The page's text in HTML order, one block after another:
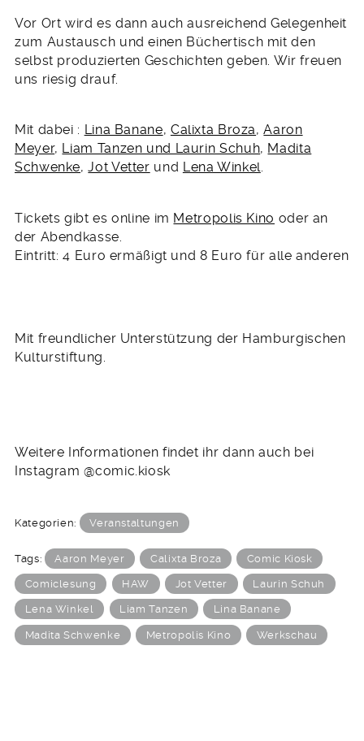
Vor Ort wird es dann auch ausreichend Gelegenheit
zum Austausch und einen Büchertisch mit den
selbst produzierten Geschichten geben. Wir freuen
uns riesig drauf.
Mit dabei : Lina Banane, Calixta Broza,Aaron
Meyer, Liam Tanzen und Laurin Schuh, Madita
Schwenke,Jot Vetter und Lena Winkel.
Tickets gibt es online im Metropolis Kino oder an
der Abendkasse.
Eintritt: 4 Euro ermäßigt und 8 Euro für alle anderen
Mit freundlicher Unterstützung der Hamburgischen
Kulturstiftung.
Weitere Informationen findet ihr dann auch bei
Instagram @comic.kiosk
Kategorien: Veranstaltungen
Tags: Aaron Meyer Calixta Broza Comic Kiosk
Comiclesung HAW Jot Vetter Laurin Schuh
Lena Winkel Liam Tanzen Lina Banane
Madita Schwenke Metropolis Kino Werkschau